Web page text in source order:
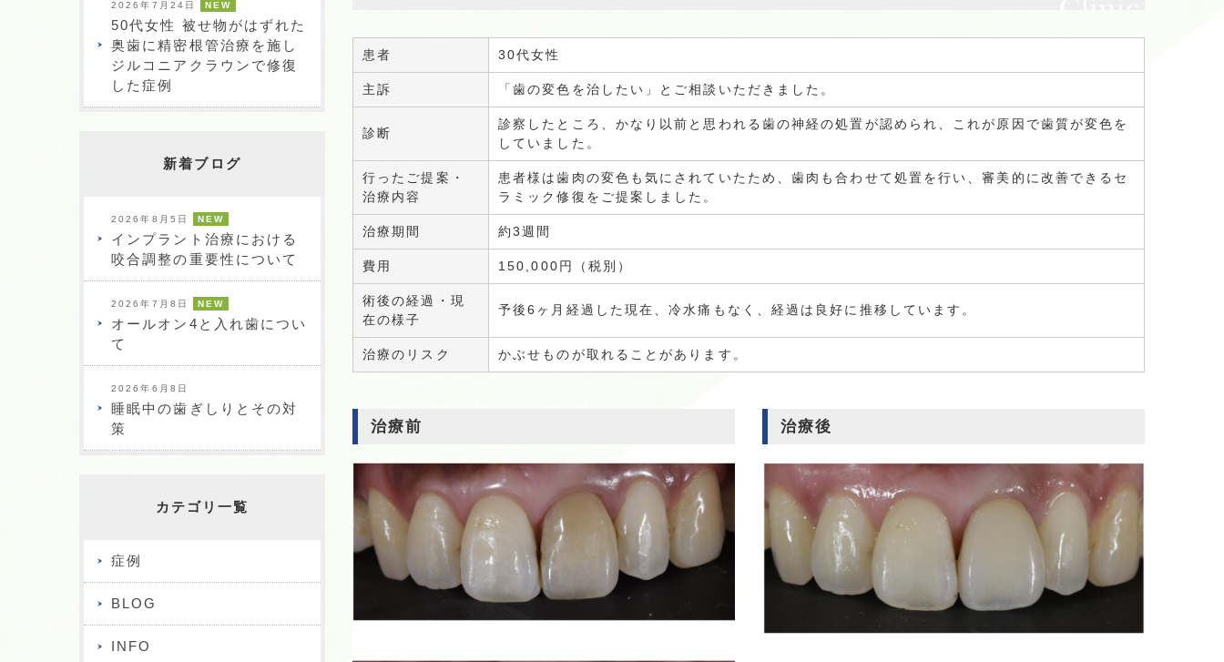
2026年7月24日 NEW
50代女性 被せ物がはずれた
奥歯に精密根管治療を施し
ジルコニアクラウンで修復
した症例
新着ブログ
2026年8月5日 NEW
インプラント治療における
咬合調整の重要性について
2026年7月8日 NEW
オールオン4と入れ歯につい
て
2026年6月8日
睡眠中の歯ぎしりとその対
策
カテゴリ一覧
症例
BLOG
INFO
患者 30代女性
主訴 「歯の変色を治したい」とご相談いただきました。
診断
診察したところ、かなり以前と思われる歯の神経の処置が認められ、これが原因で歯質が変色を
していました。
行ったご提案・
治療内容
患者様は歯肉の変色も気にされていたため、歯肉も合わせて処置を行い、審美的に改善できるセ
ラミック修復をご提案しました。
治療期間 約3週間
費用 150,000円（税別）
術後の経過・現
在の様子
予後6ヶ月経過した現在、冷水痛もなく、経過は良好に推移しています。
治療のリスク かぶせものが取れることがあります。
治療前 治療後